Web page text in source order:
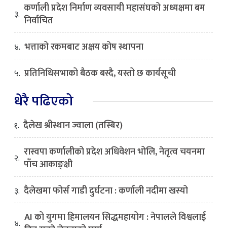
३. कर्णाली प्रदेश निर्माण व्यवसायी महासंघको अध्यक्षमा बम
निर्वाचित
४. भत्ताको रकमबाट अक्षय कोष स्थापना
५. प्रतिनिधिसभाको बैठक बस्दै, यस्तो छ कार्यसूची
धेरै पढिएको
१. दैलेख श्रीस्थान ज्वाला (तस्बिर)
२. रास्वपा कर्णालीको प्रदेश अधिवेशन भोलि, नेतृत्व चयनमा
पाँच आकाङ्क्षी
३. दैलेखमा फोर्स गाडी दुर्घटना : कर्णाली नदीमा खस्यो
४. AI को युगमा हिमालयन सिद्धमहायोग : नेपालले विश्वलाई